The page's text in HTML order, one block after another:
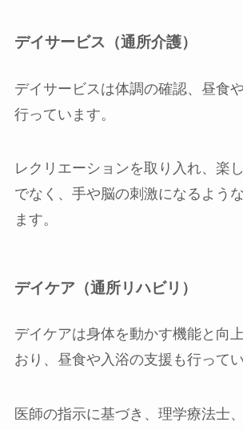
デイサービス（通所介護）
デイサービスは体調の確認、昼食
行っています。
レクリエーションを取り入れ、楽
でなく、手や脳の刺激になるよう
ます。
デイケア（通所リハビリ）
デイケアは身体を動かす機能と向
おり、昼食や入浴の支援も行ってい
医師の指示に基づき、理学療法士